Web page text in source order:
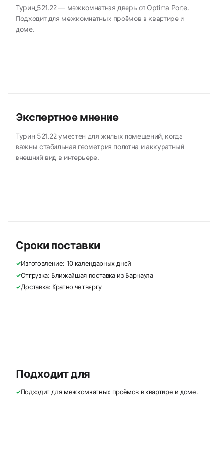
Турин_521.22 — межкомнатная дверь от Optima Porte.
Подходит для межкомнатных проёмов в квартире и
доме.
Экспертное мнение
Турин_521.22 уместен для жилых помещений, когда
важны стабильная геометрия полотна и аккуратный
внешний вид в интерьере.
Сроки поставки
✓Изготовление: 10 календарных дней
✓Отгрузка: Ближайшая поставка из Барнаула
✓Доставка: Кратно четвергу
Подходит для
✓Подходит для межкомнатных проёмов в квартире и доме.